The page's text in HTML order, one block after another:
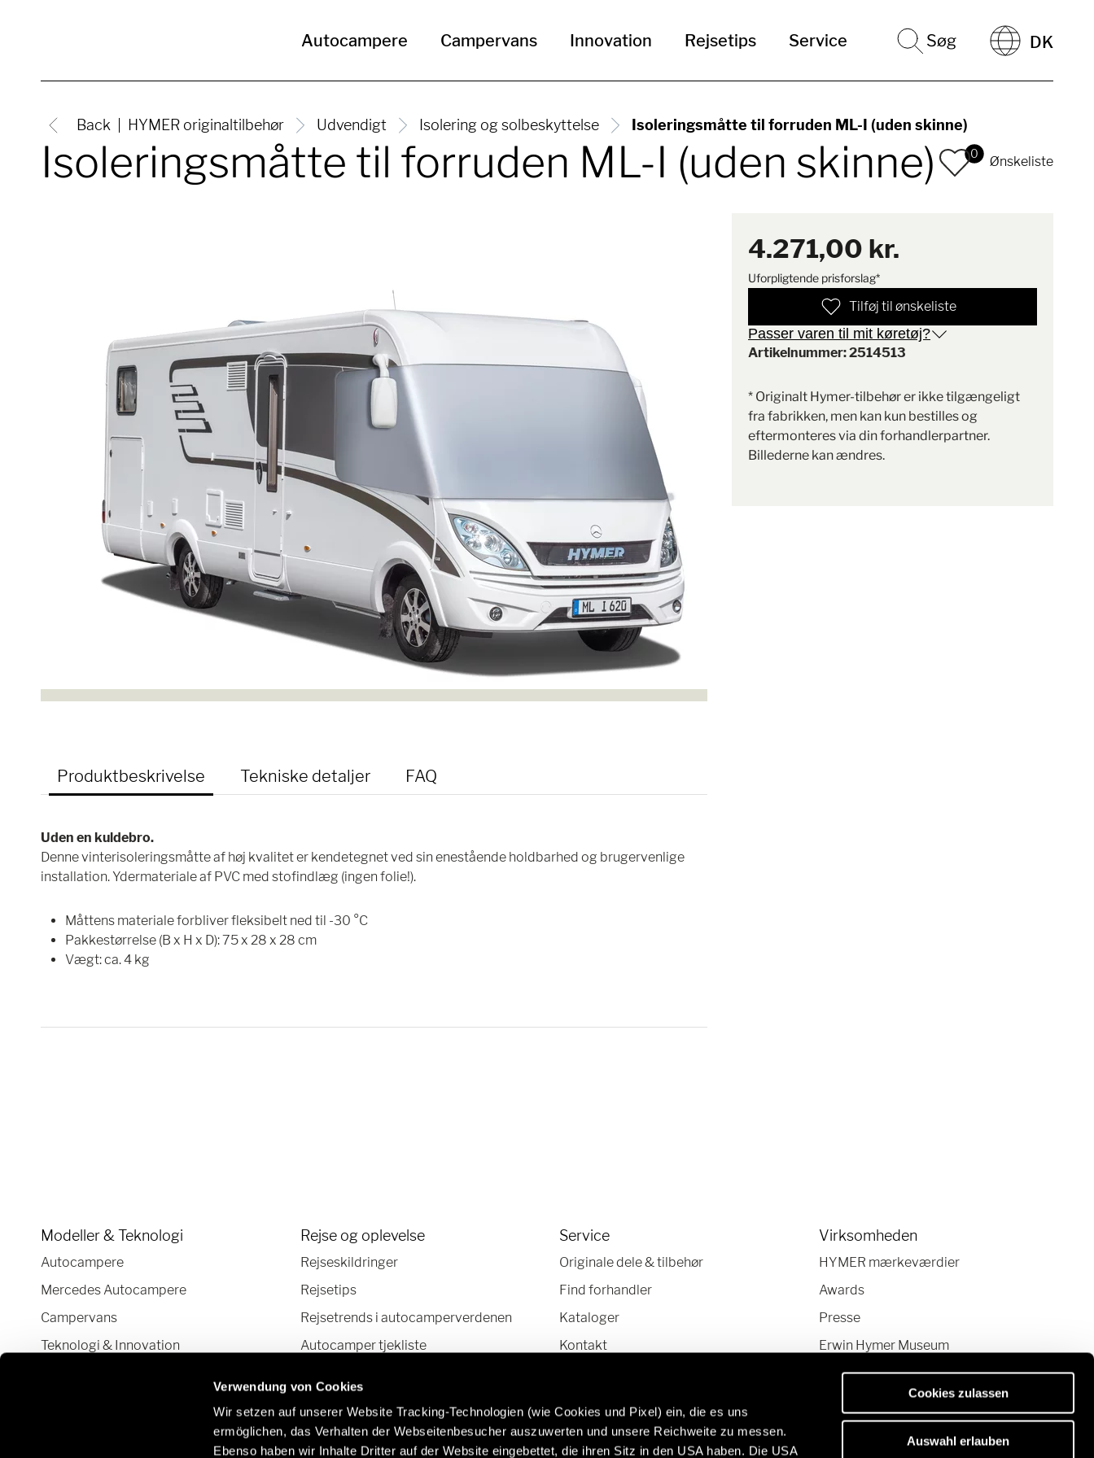
Verwendung von Cookies
Wir setzen auf unserer Website Tracking-Technologien (wie Cookies und Pixel) ein, die es uns
ermöglichen, das Verhalten der Webseitenbesucher auszuwerten und unsere Reichweite zu messen.
Ebenso haben wir Inhalte Dritter auf der Website eingebettet, die ihren Sitz in den USA haben. Die USA
Cookies zulassen
Auswahl erlauben
Autocampere Campervans Innovation Rejsetips Service Søg DK
Back HYMER originaltilbehør Udvendigt Isolering og solbeskyttelse Isoleringsmåtte til forruden ML-I (uden skinne)
Isoleringsmåtte til forruden ML-I (uden skinne) 0
Ønskeliste
Produktbeskrivelse Tekniske detaljer FAQ
Uden en kuldebro.
Denne vinterisoleringsmåtte af høj kvalitet er kendetegnet ved sin enestående holdbarhed og brugervenlige
installation. Ydermateriale af PVC med stofindlæg (ingen folie!).
Måttens materiale forbliver fleksibelt ned til -30 °C
Pakkestørrelse (B x H x D): 75 x 28 x 28 cm
Vægt: ca. 4 kg
4.271,00 kr.
Uforpligtende prisforslag*
Tilføj til ønskeliste
Passer varen til mit køretøj?
Artikelnummer: 2514513
* Originalt Hymer-tilbehør er ikke tilgængeligt
fra fabrikken, men kan kun bestilles og
eftermonteres via din forhandlerpartner.
Billederne kan ændres.
Modeller & Teknologi
Autocampere
Mercedes Autocampere
Campervans
Teknologi & Innovation
Rejse og oplevelse
Rejseskildringer
Rejsetips
Rejsetrends i autocamperverdenen
Autocamper tjekliste
Service
Originale dele & tilbehør
Find forhandler
Kataloger
Kontakt
Virksomheden
HYMER mærkeværdier
Awards
Presse
Erwin Hymer Museum